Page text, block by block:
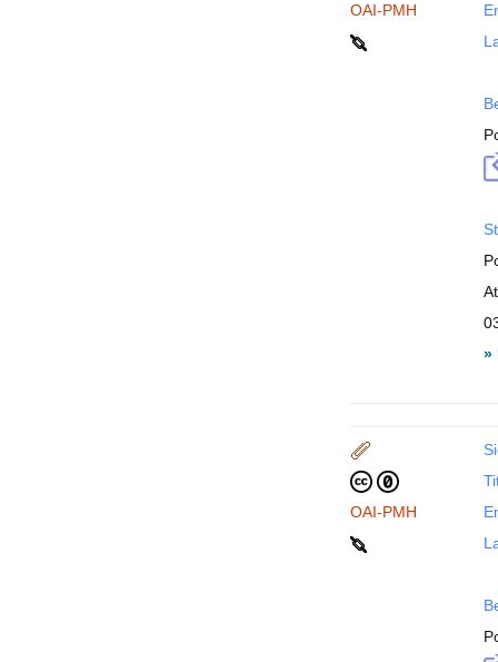
OAI-PMH
»
OAI-PMH